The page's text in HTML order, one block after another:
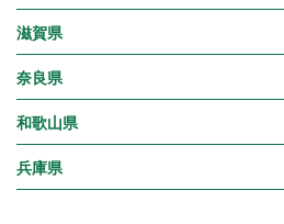
滋賀県
奈良県
和歌山県
兵庫県